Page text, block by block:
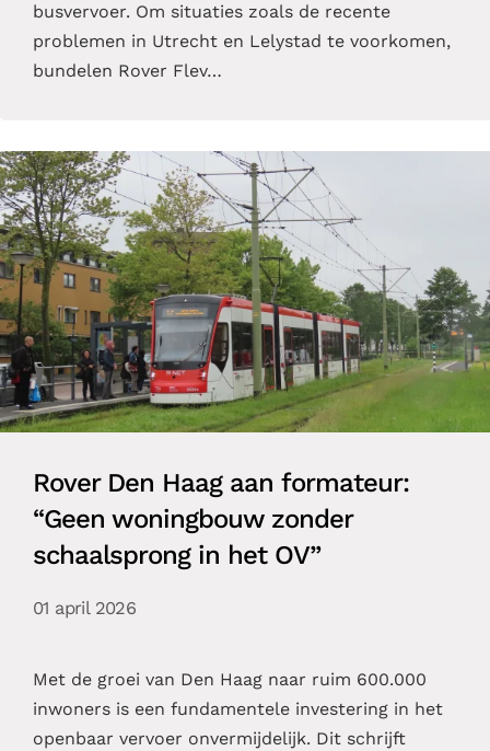
busvervoer. Om situaties zoals de recente
problemen in Utrecht en Lelystad te voorkomen,
bundelen Rover Flev…
Rover Den Haag aan formateur:
“Geen woningbouw zonder
schaalsprong in het OV”
01 april 2026
Met de groei van Den Haag naar ruim 600.000
inwoners is een fundamentele investering in het
openbaar vervoer onvermijdelijk. Dit schrijft